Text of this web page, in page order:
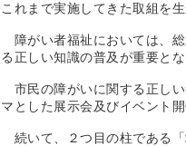
これまで実施してきた取組を
障がい者福祉においては、
る正しい知識の普及が重要とな
市民の障がいに関する正し
マとした展示会及びイベント
続いて、２つ目の柱である「